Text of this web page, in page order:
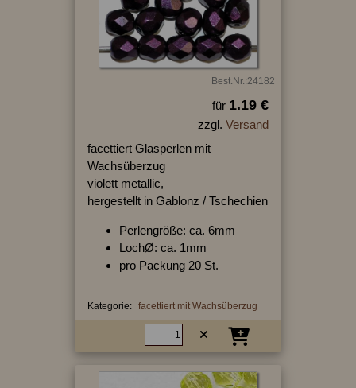
Best.Nr.:24182
für 1.19 €
zzgl. Versand
facettiert Glasperlen mit
Wachsüberzug
violett metallic,
hergestellt in Gablonz / Tschechien
Perlengröße: ca. 6mm
LochØ: ca. 1mm
pro Packung 20 St.
Kategorie: facettiert mit Wachsüberzug